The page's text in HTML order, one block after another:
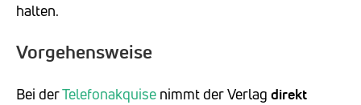
halten.
Vorgehensweise
Bei derTelefonakquise nimmt der Verlag direkt